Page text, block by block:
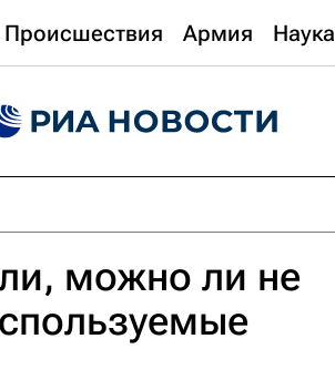
Происшествия Армия Наука
можно ли не